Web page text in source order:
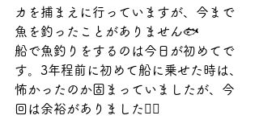
カを捕まえに行っていますが、今まで
魚を釣ったことがありません🐟
船で魚釣りをするのは今日が初めてで
す。3年程前に初めて船に乗せた時は、
怖かったのか固まっていましたが、今
回は余裕がありました🙆‍♂️